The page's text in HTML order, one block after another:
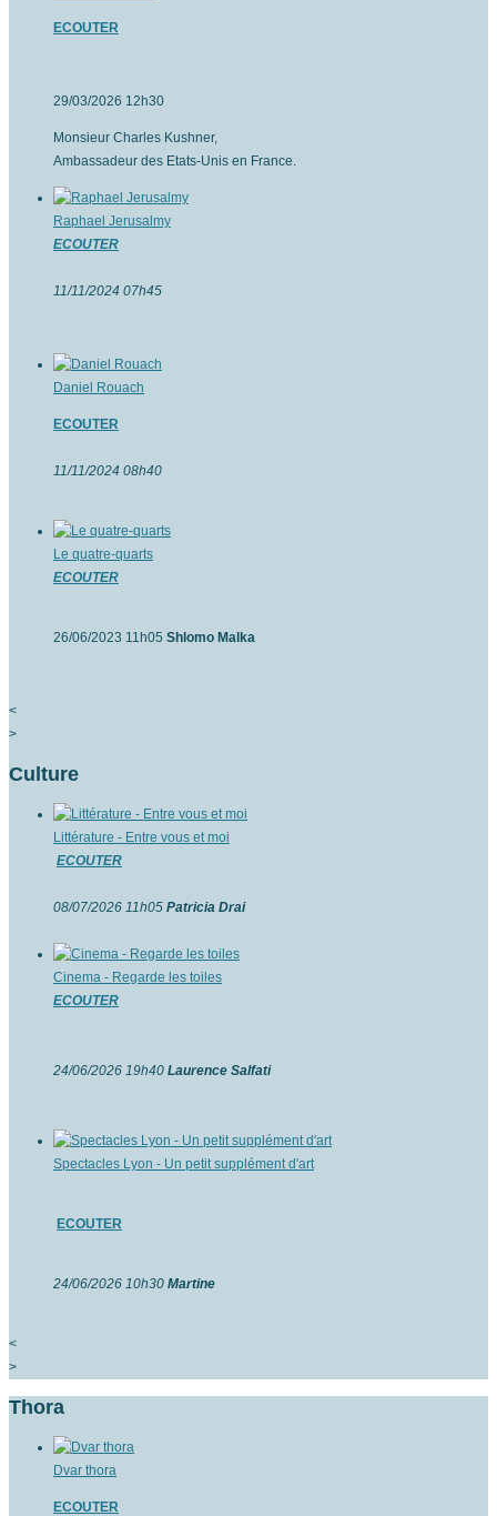
ECOUTER
29/03/2026 12h30
Monsieur Charles Kushner,
Ambassadeur des Etats-Unis en France.
Raphael Jerusalmy
ECOUTER
11/11/2024 07h45
Daniel Rouach
ECOUTER
11/11/2024 08h40
Le quatre-quarts
ECOUTER
26/06/2023 11h05 Shlomo Malka
<
>
Culture
Littérature - Entre vous et moi
ECOUTER
08/07/2026 11h05 Patricia Drai
Cinema - Regarde les toiles
ECOUTER
24/06/2026 19h40 Laurence Salfati
Spectacles Lyon - Un petit supplément d'art
ECOUTER
24/06/2026 10h30 Martine
<
>
Thora
Dvar thora
ECOUTER